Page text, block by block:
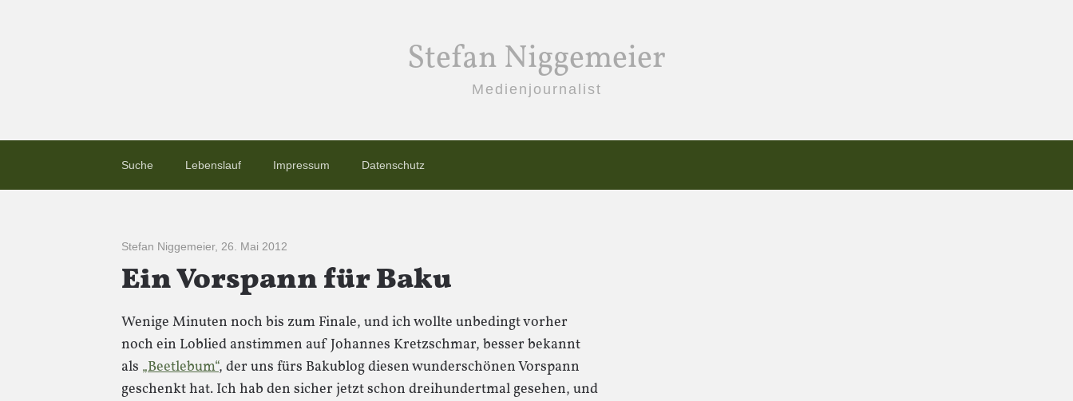
Stefan Niggemeier
Medienjournalist
Suche Lebenslauf Impressum Datenschutz
Stefan Niggemeier, 26. Mai 2012
Ein Vorspann für Baku
Wenige Minuten noch bis zum Finale, und ich wollte unbedingt vorher
noch ein Loblied anstimmen auf Johannes Kretzschmar, besser bekannt
als „Beetlebum“, der uns fürs Bakublog diesen wunderschönen Vorspann
geschenkt hat. Ich hab den sicher jetzt schon dreihundertmal gesehen, und